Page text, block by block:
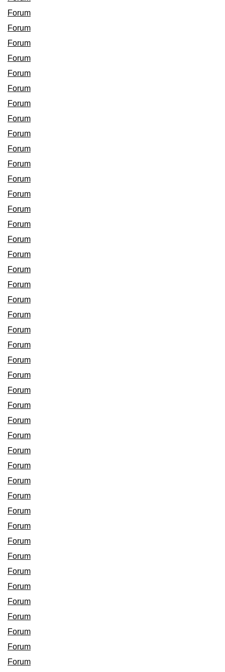
Forum
Forum
Forum
Forum
Forum
Forum
Forum
Forum
Forum
Forum
Forum
Forum
Forum
Forum
Forum
Forum
Forum
Forum
Forum
Forum
Forum
Forum
Forum
Forum
Forum
Forum
Forum
Forum
Forum
Forum
Forum
Forum
Forum
Forum
Forum
Forum
Forum
Forum
Forum
Forum
Forum
Forum
Forum
Forum